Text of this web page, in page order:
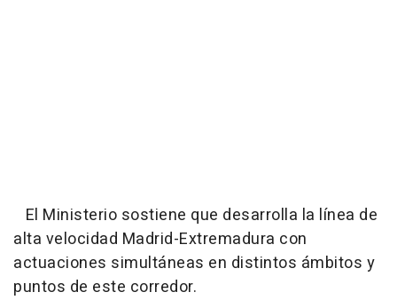
El Ministerio sostiene que desarrolla la línea de
alta velocidad Madrid-Extremadura con
actuaciones simultáneas en distintos ámbitos y
puntos de este corredor.